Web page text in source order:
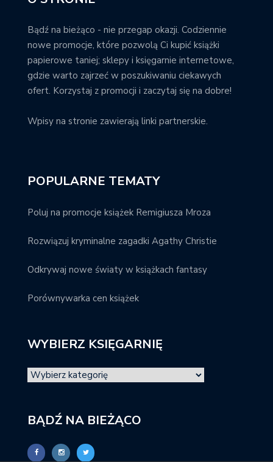
Bądź na bieżąco - nie przegap okazji. Codziennie
nowe promocje, które pozwolą Ci kupić książki
papierowe taniej; sklepy i księgarnie internetowe,
gdzie warto zajrzeć w poszukiwaniu ciekawych
ofert. Korzystaj z promocji i zaczytaj się na dobre!
Wpisy na stronie zawierają linki partnerskie.
POPULARNE TEMATY
Poluj na promocje książek Remigiusza Mroza
Rozwiązuj kryminalne zagadki Agathy Christie
Odkrywaj nowe światy w książkach fantasy
Porównywarka cen książek
WYBIERZ KSIĘGARNIĘ
BĄDŹ NA BIEŻĄCO